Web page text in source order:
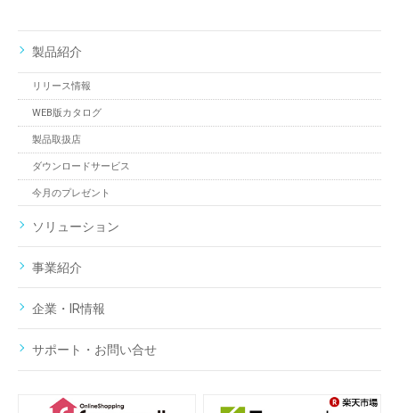
製品紹介
リリース情報
WEB版カタログ
製品取扱店
ダウンロードサービス
今月のプレゼント
ソリューション
事業紹介
企業・IR情報
サポート・お問い合せ